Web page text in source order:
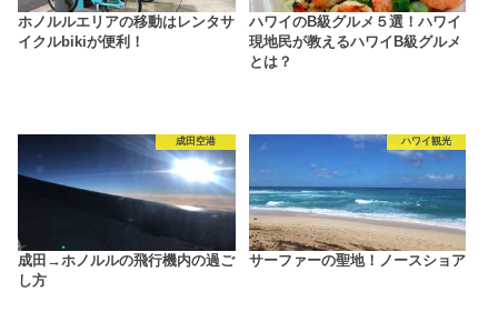
ホノルルエリアの移動はレンタサ
イクルbikiが便利！
ハワイのB級グルメ５選！ハワイ
現地民が教えるハワイB級グルメ
とは？
成田空港
成田→ホノルルの飛行機内の過ご
し方
ハワイ観光
サーファーの聖地！ノースショア